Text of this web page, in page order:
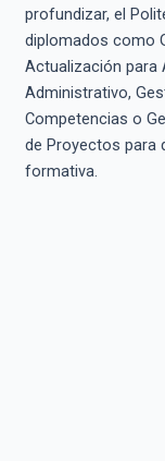
profundizar, el
diplomados como
Actualización para
Administrativo,
Competencias o
de Proyectos para
formativa.